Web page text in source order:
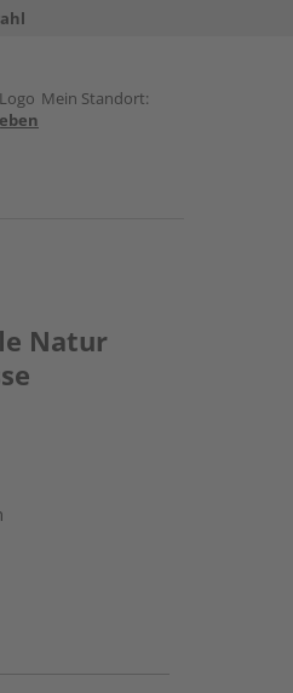
Mein Standort:
Natur